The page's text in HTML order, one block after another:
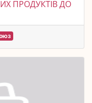
ПРОДУКТІВ ДО